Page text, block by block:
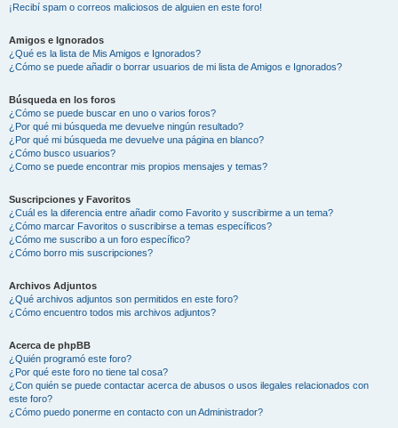
¡Recibí spam o correos maliciosos de alguien en este foro!
Amigos e Ignorados
¿Qué es la lista de Mis Amigos e Ignorados?
¿Cómo se puede añadir o borrar usuarios de mi lista de Amigos e Ignorados?
Búsqueda en los foros
¿Cómo se puede buscar en uno o varios foros?
¿Por qué mi búsqueda me devuelve ningún resultado?
¿Por qué mi búsqueda me devuelve una página en blanco?
¿Cómo busco usuarios?
¿Como se puede encontrar mis propios mensajes y temas?
Suscripciones y Favoritos
¿Cuál es la diferencia entre añadir como Favorito y suscribirme a un tema?
¿Cómo marcar Favoritos o suscribirse a temas específicos?
¿Cómo me suscribo a un foro específico?
¿Cómo borro mis suscripciones?
Archivos Adjuntos
¿Qué archivos adjuntos son permitidos en este foro?
¿Cómo encuentro todos mis archivos adjuntos?
Acerca de phpBB
¿Quién programó este foro?
¿Por qué este foro no tiene tal cosa?
¿Con quién se puede contactar acerca de abusos o usos ilegales relacionados con
este foro?
¿Cómo puedo ponerme en contacto con un Administrador?